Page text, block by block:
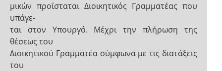
μικών προΐσταται Διοικητικός Γραμματέας που
υπάγε-
ται στον Υπουργό. Μέχρι την πλήρωση της
θέσεως του
Διοικητικού Γραμματέα σύμφωνα με τις διατάξεις
του